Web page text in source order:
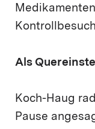
Als
Koch-Haug
Pause